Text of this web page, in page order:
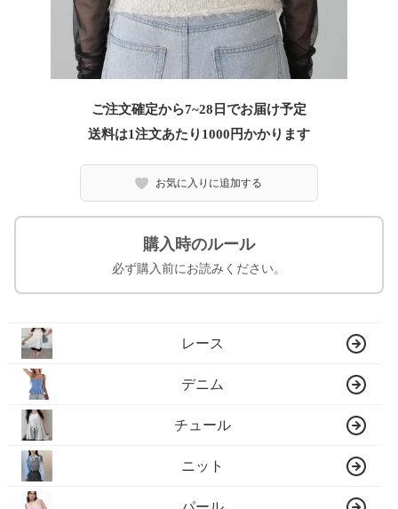
ご注文確定から7~28日でお届け予定
送料は1注文あたり 1000 円かかります
お気に入りに追加する
購入時のルール
必ず購入前にお読みください。
レース
デニム
チュール
ニット